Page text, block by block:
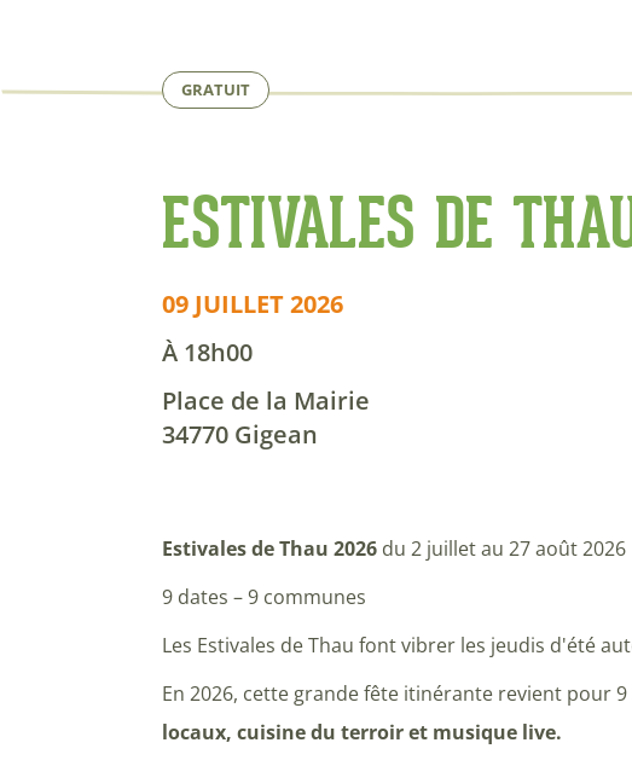
GRATUIT
ESTIVALES DE
09 JUILLET 2026
À 18h00
Place de la Mairie
34770 Gigean
Estivales de Thau 2026 du 2 juillet au 27 août 2026
9 dates – 9 communes
Les Estivales de Thau font vibrer les jeudis d'été
En 2026, cette grande fête itinérante revient pour
locaux, cuisine du terroir et musique live.